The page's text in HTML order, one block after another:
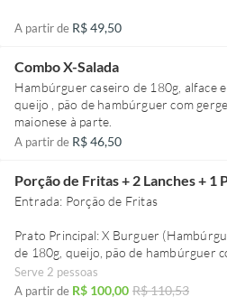
A partir de R$ 49,50
Combo X-Salada
Hambúrguer caseiro de 180g, alface
queijo , pão de hambúrguer com
maionese à parte.
A partir de R$ 46,50
Porção de Fritas + 2 Lanches + 1
Entrada: Porção de Fritas
Prato Principal: X Burguer
de 180g, queijo, pão de hambúrguer
gergelim e maionese à parte) + Smash
(Dois hambúrgueres de 80 gramas,
Serve 2 pessoas
A partir de R$ 100,00 R$ 110,53